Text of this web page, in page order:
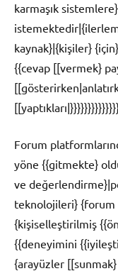
karmaşık
kaynak}|{kişiler}
{{cevap [[vermek}
Forum
yöne {{gitmekte}
ve
teknolojileri} {forum
{kişiselleştirilmiş
{{deneyimini
{arayüzler